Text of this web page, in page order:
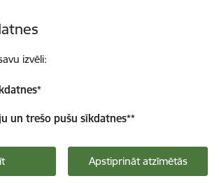
izvēli:
*
un trešo pušu sīkdatnes**
Apstiprināt atzīmētās